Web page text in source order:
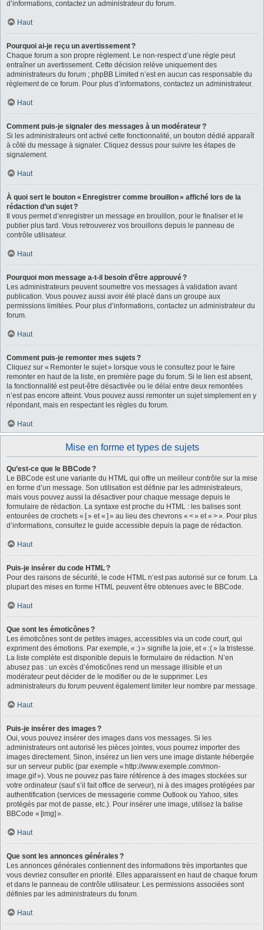
d’informations, contactez un administrateur du forum.
Haut
Pourquoi ai-je reçu un avertissement ?
Chaque forum a son propre règlement. Le non-respect d’une règle peut
entraîner un avertissement. Cette décision relève uniquement des
administrateurs du forum ; phpBB Limited n’est en aucun cas responsable du
règlement de ce forum. Pour plus d’informations, contactez un administrateur.
Haut
Comment puis-je signaler des messages à un modérateur ?
Si les administrateurs ont activé cette fonctionnalité, un bouton dédié apparaît
à côté du message à signaler. Cliquez dessus pour suivre les étapes de
signalement.
Haut
À quoi sert le bouton « Enregistrer comme brouillon » affiché lors de la
rédaction d’un sujet ?
Il vous permet d’enregistrer un message en brouillon, pour le finaliser et le
publier plus tard. Vous retrouverez vos brouillons depuis le panneau de
contrôle utilisateur.
Haut
Pourquoi mon message a-t-il besoin d’être approuvé ?
Les administrateurs peuvent soumettre vos messages à validation avant
publication. Vous pouvez aussi avoir été placé dans un groupe aux
permissions limitées. Pour plus d’informations, contactez un administrateur du
forum.
Haut
Comment puis-je remonter mes sujets ?
Cliquez sur « Remonter le sujet » lorsque vous le consultez pour le faire
remonter en haut de la liste, en première page du forum. Si le lien est absent,
la fonctionnalité est peut-être désactivée ou le délai entre deux remontées
n’est pas encore atteint. Vous pouvez aussi remonter un sujet simplement en y
répondant, mais en respectant les règles du forum.
Haut
Mise en forme et types de sujets
Qu’est-ce que le BBCode ?
Le BBCode est une variante du HTML qui offre un meilleur contrôle sur la mise
en forme d’un message. Son utilisation est définie par les administrateurs,
mais vous pouvez aussi la désactiver pour chaque message depuis le
formulaire de rédaction. La syntaxe est proche du HTML : les balises sont
entourées de crochets « [ » et « ] » au lieu des chevrons « < » et « > ». Pour plus
d’informations, consultez le guide accessible depuis la page de rédaction.
Haut
Puis-je insérer du code HTML ?
Pour des raisons de sécurité, le code HTML n’est pas autorisé sur ce forum. La
plupart des mises en forme HTML peuvent être obtenues avec le BBCode.
Haut
Que sont les émoticônes ?
Les émoticônes sont de petites images, accessibles via un code court, qui
expriment des émotions. Par exemple, « :) » signifie la joie, et « :( » la tristesse.
La liste complète est disponible depuis le formulaire de rédaction. N’en
abusez pas : un excès d’émoticônes rend un message illisible et un
modérateur peut décider de le modifier ou de le supprimer. Les
administrateurs du forum peuvent également limiter leur nombre par message.
Haut
Puis-je insérer des images ?
Oui, vous pouvez insérer des images dans vos messages. Si les
administrateurs ont autorisé les pièces jointes, vous pourrez importer des
images directement. Sinon, insérez un lien vers une image distante hébergée
sur un serveur public (par exemple « http://www.exemple.com/mon-
image.gif »). Vous ne pouvez pas faire référence à des images stockées sur
votre ordinateur (sauf s’il fait office de serveur), ni à des images protégées par
authentification (services de messagerie comme Outlook ou Yahoo, sites
protégés par mot de passe, etc.). Pour insérer une image, utilisez la balise
BBCode « [img] ».
Haut
Que sont les annonces générales ?
Les annonces générales contiennent des informations très importantes que
vous devriez consulter en priorité. Elles apparaissent en haut de chaque forum
et dans le panneau de contrôle utilisateur. Les permissions associées sont
définies par les administrateurs du forum.
Haut